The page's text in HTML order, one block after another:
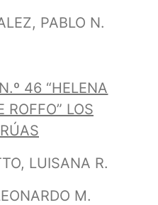
PABLO N.
46 “HELENA
ROFFO” LOS
LUISANA R.
M.